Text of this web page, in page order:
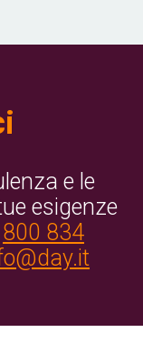
e le
esigenze
800 834